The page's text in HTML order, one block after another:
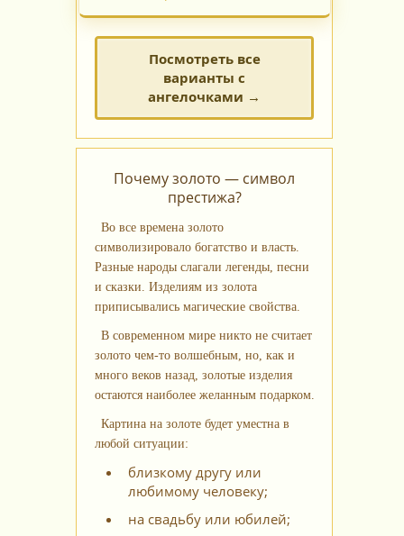
Посмотреть все
варианты с
ангелочками →
Почему золото — символ
престижа?
Во все времена золото
символизировало богатство и власть.
Разные народы слагали легенды, песни
и сказки. Изделиям из золота
приписывались магические свойства.
В современном мире никто не считает
золото чем‑то волшебным, но, как и
много веков назад, золотые изделия
остаются наиболее желанным подарком.
Картина на золоте будет уместна в
любой ситуации:
близкому другу или
любимому человеку;
на свадьбу или юбилей;